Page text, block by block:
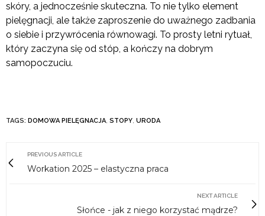
skóry, a jednocześnie skuteczna. To nie tylko element
pielęgnacji, ale także zaproszenie do uważnego zadbania
o siebie i przywrócenia równowagi. To prosty letni rytuał,
który zaczyna się od stóp, a kończy na dobrym
samopoczuciu.
TAGS: DOMOWA PIELĘGNACJA, STOPY, URODA
PREVIOUS ARTICLE
Workation 2025 – elastyczna praca
NEXT ARTICLE
Słońce - jak z niego korzystać mądrze?